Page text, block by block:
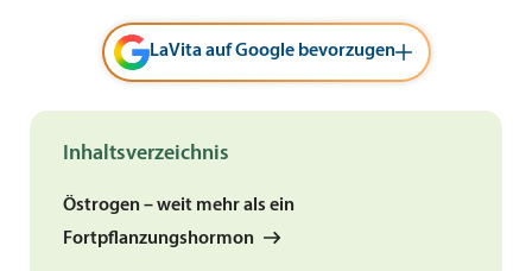
LaVita auf Google bevorzugen
Inhaltsverzeichnis
Östrogen – weit mehr als ein
Fortpflanzungshormon